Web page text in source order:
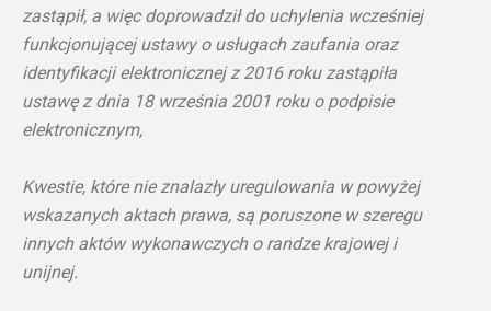
zastąpił, a więc doprowadził do uchylenia wcześniej
funkcjonującej ustawy o usługach zaufania oraz
identyfikacji elektronicznej z 2016 roku zastąpiła
ustawę z dnia 18 września 2001 roku o podpisie
elektronicznym,
Kwestie, które nie znalazły uregulowania w powyżej
wskazanych aktach prawa, są poruszone w szeregu
innych aktów wykonawczych o randze krajowej i
unijnej.